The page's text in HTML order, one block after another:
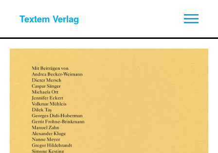
Textem Verlag